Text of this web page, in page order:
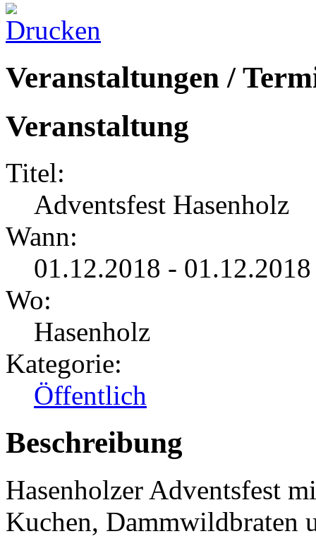
Veranstaltungen /
Veranstaltung
Titel:
Adventsfest Hasenholz
Wann:
01.12.2018 -
Wo:
Hasenholz
Kategorie:
Öffentlich
Beschreibung
Hasenholzer Adventsfest
Kuchen, Dammwildbraten